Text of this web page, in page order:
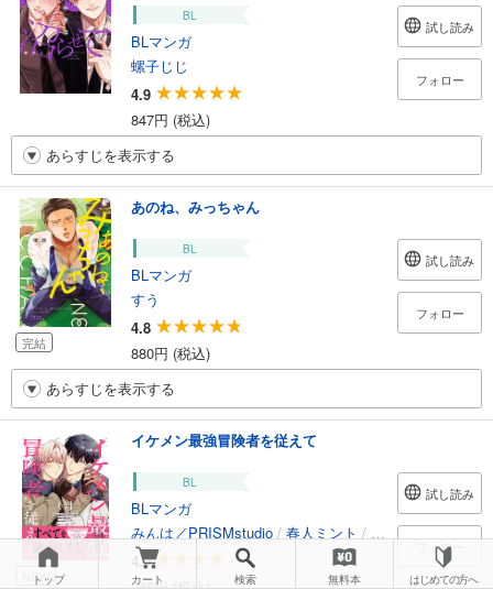
BL
BLマンガ
螺子じじ
4.9
847円 (税込)
試し読み
フォロー
あらすじを表示する
完結
あのね、みっちゃん
BL
BLマンガ
すう
4.8
880円 (税込)
試し読み
フォロー
あらすじを表示する
NEW
イケメン最強冒険者を従えて
BL
BLマンガ
みんは／PRISMstudio / 春人ミント / むぎごはん/しお
4.0
試し読み
フォロー
トップ カート 検索 無料本 はじめての方へ